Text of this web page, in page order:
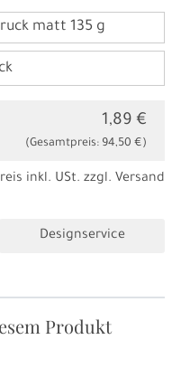
matt 135 g
1,89 €
(Gesamtpreis: 94,50 €)
inkl. USt. zzgl. Versand
Designservice
Produkt